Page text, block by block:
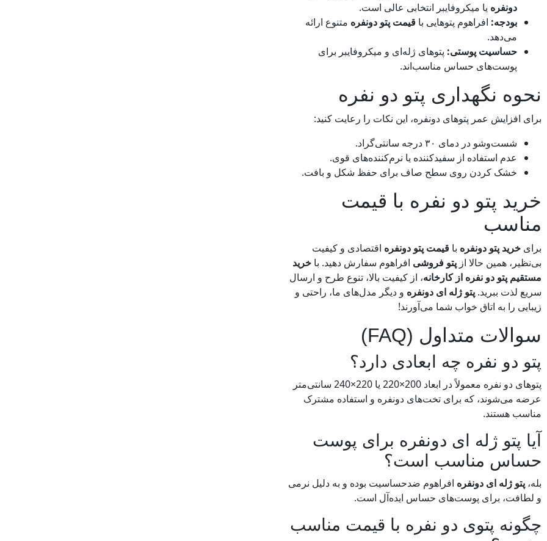
دونفره یا میکروفایبر انتخابی عالی است.
بودجه: افراهوم پتوهایی با قیمت پتو دونفره متنوع ارائه
می‌دهد.
حساسیت پوستی: پتوهای ژله‌ای و میکروفایبر برای
پوست‌های حساس مناسب‌اند.
نحوه نگهداری پتو دو نفره
برای افزایش عمر پتوهای دونفره، این نکات را رعایت کنید:
شست‌وشو در دمای ۳۰ درجه سانتی‌گراد.
عدم استفاده از سفیدکننده یا نرم‌کننده‌های قوی.
خشک کردن روی سطح صاف برای حفظ شکل و بافت.
خرید پتو دو نفره با قیمت
مناسب
برای خرید پتو دونفره با قیمت پتو دونفره اقتصادی و کیفیت
بی‌نظیر، همین حالا از پتو فروشی افراهوم سفارش دهید. با خرید
مستقیم پتو دو نفره از کارخانه، از کیفیت بالا، تنوع طرح و ارسال
سریع لذت ببرید. پتو ژله ای دونفره و دیگر مدل‌های ما، راحتی و
زیبایی را به اتاق خواب شما می‌آورند!
سوالات متداول (FAQ)
پتو دو نفره چه ابعادی دارد؟
پتوهای دو نفره معمولاً در ابعاد 200×220 یا 220×240 سانتی‌متر
عرضه می‌شوند، که برای تخت‌های دونفره و استفاده مشترک
مناسب هستند.
آیا پتو ژله ای دونفره برای پوست
حساس مناسب است؟
بله، پتو ژله ای دونفره افراهوم ضدحساسیت بوده و به دلیل نرمی
و لطافت، برای پوست‌های حساس ایده‌آل است.
چگونه پتوی دو نفره با قیمت مناسب